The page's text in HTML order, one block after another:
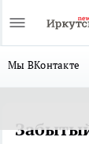
Мы ВКонтакте